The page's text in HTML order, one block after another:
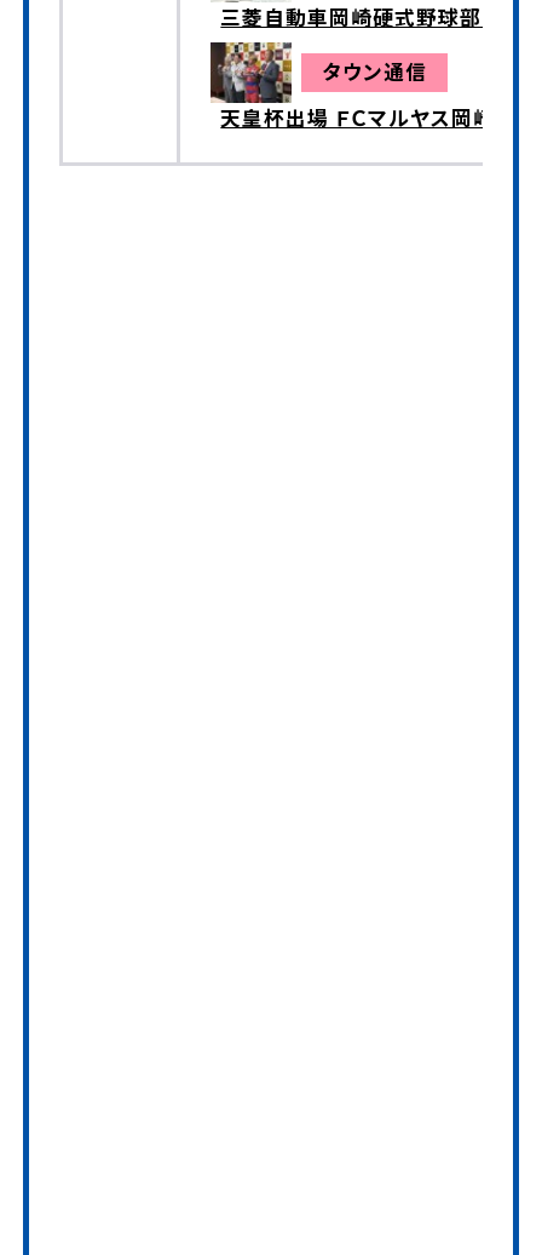
三菱自動車岡崎硬式野球部 激
タウン通信
天皇杯出場 ＦＣマルヤス岡崎壮